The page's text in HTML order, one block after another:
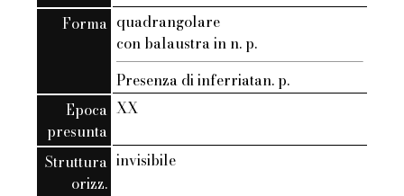
Forma quadrangolare
con balaustra in n. p.
Presenza di inferriatan. p.
Epoca
presunta
XX
Struttura
orizz.
invisibile